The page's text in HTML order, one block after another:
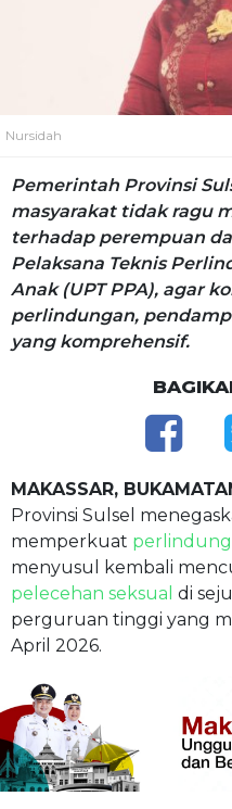
Nursidah
Pemerintah Provinsi
masyarakat tidak ragu
terhadap perempuan
Pelaksana Teknis
Anak (UPT PPA), agar
perlindungan,
yang komprehensif.
MAKASSAR,
Provinsi Sulsel
memperkuat
menyusul kembali
pelecehan seksual di
perguruan tinggi yang
April 2026.